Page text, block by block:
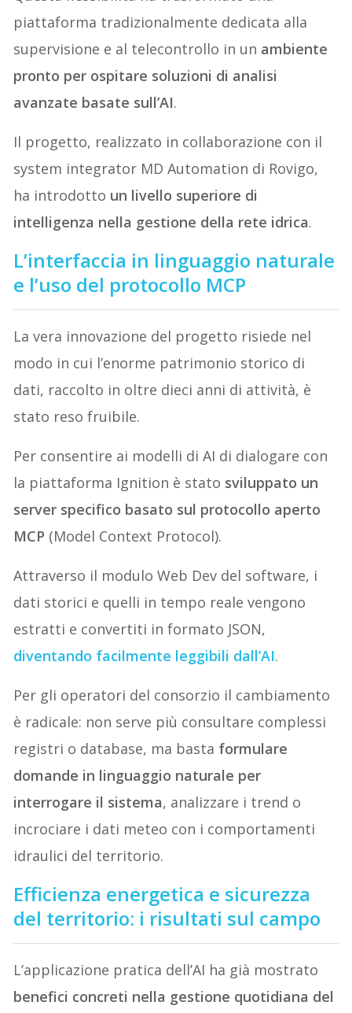
piattaforma tradizionalmente dedicata alla
supervisione e al telecontrollo in un ambiente
pronto per ospitare soluzioni di analisi
avanzate basate sull’AI.
Il progetto, realizzato in collaborazione con il
system integrator MD Automation di Rovigo,
ha introdotto un livello superiore di
intelligenza nella gestione della rete idrica.
L’interfaccia in linguaggio naturale
e l’uso del protocollo MCP
La vera innovazione del progetto risiede nel
modo in cui l’enorme patrimonio storico di
dati, raccolto in oltre dieci anni di attività, è
stato reso fruibile.
Per consentire ai modelli di AI di dialogare con
la piattaforma Ignition è stato sviluppato un
server specifico basato sul protocollo aperto
MCP (Model Context Protocol).
Attraverso il modulo Web Dev del software, i
dati storici e quelli in tempo reale vengono
estratti e convertiti in formato JSON,
diventando facilmente leggibili dall’AI.
Per gli operatori del consorzio il cambiamento
è radicale: non serve più consultare complessi
registri o database, ma basta formulare
domande in linguaggio naturale per
interrogare il sistema, analizzare i trend o
incrociare i dati meteo con i comportamenti
idraulici del territorio.
Efficienza energetica e sicurezza
del territorio: i risultati sul campo
L’applicazione pratica dell’AI ha già mostrato
benefici concreti nella gestione quotidiana del